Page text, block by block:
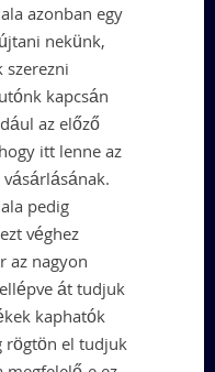
azonban egy
nekünk,
kapcsán
az előző
itt lenne az
pedig
véghez
az nagyon
át tudjuk
kaphatók
rögtön el tudjuk